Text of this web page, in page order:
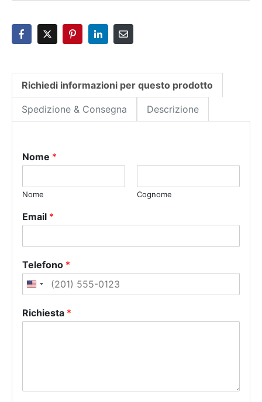
Richiedi informazioni per questo prodotto
Spedizione & Consegna Descrizione
Nome *
Nome Cognome
Email *
Telefono *
U
i
Richiesta *